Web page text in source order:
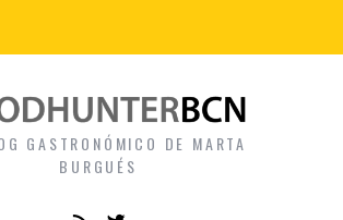
GASTRONÓMICO DE MARTA
BURGUÉS